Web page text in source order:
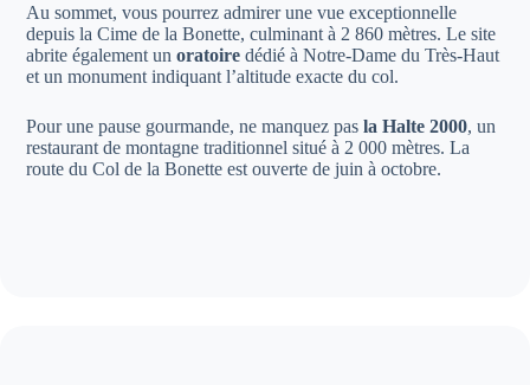
Au sommet, vous pourrez admirer une vue exceptionnelle
depuis la Cime de la Bonette, culminant à 2 860 mètres. Le site
abrite également unoratoire dédié à Notre-Dame du Très-Haut
et un monument indiquant l’altitude exacte du col.
Pour une pause gourmande, ne manquez pasla Halte 2000, un
restaurant de montagne traditionnel situé à 2 000 mètres. La
route du Col de la Bonette est ouverte de juin à octobre.